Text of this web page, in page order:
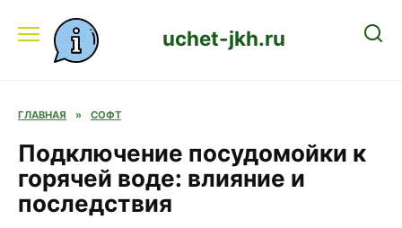
содержанию
uchet-jkh.ru
ГЛАВНАЯ » СОФТ
Подключение посудомойки к
горячей воде: влияние и
последствия